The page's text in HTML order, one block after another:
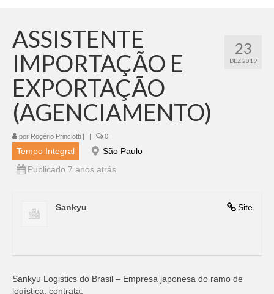
23
DEZ 2019
ASSISTENTE
IMPORTAÇÃO E
EXPORTAÇÃO
(AGENCIAMENTO)
por Rogério Princiotti | | 0
Tempo Integral
São Paulo
Publicado 7 anos atrás
Site
Sankyu
Sankyu Logistics do Brasil – Empresa japonesa do ramo de
logística, contrata: